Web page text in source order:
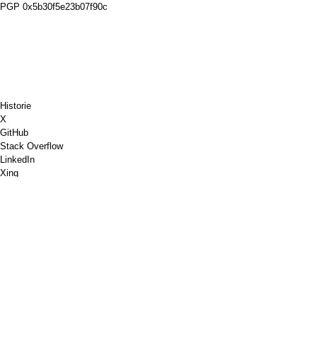
PGP 0x5b30f5e23b07f90c
Historie
X
GitHub
Stack Overflow
LinkedIn
Xing